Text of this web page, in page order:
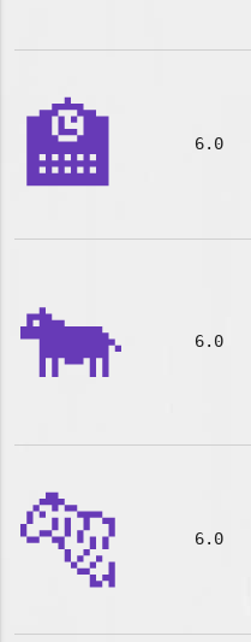
🏫 6.0
🐄 6.0
🐅 6.0